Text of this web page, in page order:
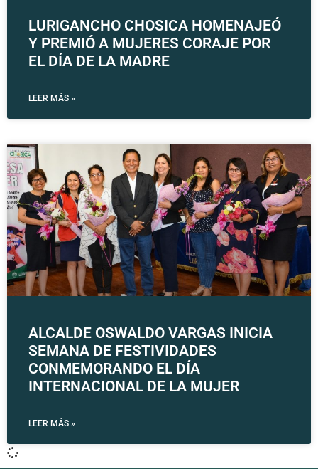
LURIGANCHO CHOSICA HOMENAJEÓ
Y PREMIÓ A MUJERES CORAJE POR
EL DÍA DE LA MADRE
LEER MÁS »
ALCALDE OSWALDO VARGAS INICIA
SEMANA DE FESTIVIDADES
CONMEMORANDO EL DÍA
INTERNACIONAL DE LA MUJER
LEER MÁS »